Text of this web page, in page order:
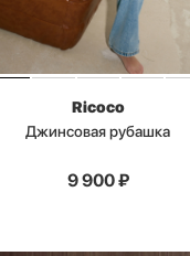
Ricoco
Джинсовая рубашка
9 900₽